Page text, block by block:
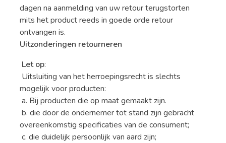
dagen na aanmelding van uw retour terugstorten
mits het product reeds in goede orde retour
ontvangen is.
Uitzonderingen retourneren
Let op:
Uitsluiting van het herroepingsrecht is slechts
mogelijk voor producten:
a. Bij producten die op maat gemaakt zijn.
b. die door de ondernemer tot stand zijn gebracht
overeenkomstig specificaties van de consument;
c. die duidelijk persoonlijk van aard zijn;